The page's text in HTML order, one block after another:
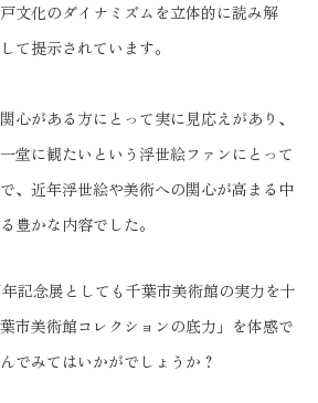
文化のダイナミズムを立体的に読み解
て提示されています。
心がある方にとって実に見応えがあり、
堂に観たいという浮世絵ファンにとって
、近年浮世絵や美術への関心が高まる中
豊かな内容でした。
記念展としても千葉市美術館の実力を十
市美術館コレクションの底力」を体感で
でみてはいかがでしょうか？